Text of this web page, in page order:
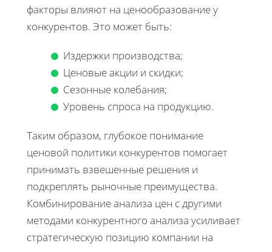
факторы влияют на ценообразование у
конкурентов. Это может быть:
Издержки производства;
Ценовые акции и скидки;
Сезонные колебания;
Уровень спроса на продукцию.
Таким образом, глубокое понимание
ценовой политики конкурентов помогает
принимать взвешенные решения и
подкреплять рыночные преимущества.
Комбинирование анализа цен с другими
методами конкурентного анализа усиливает
стратегическую позицию компании на